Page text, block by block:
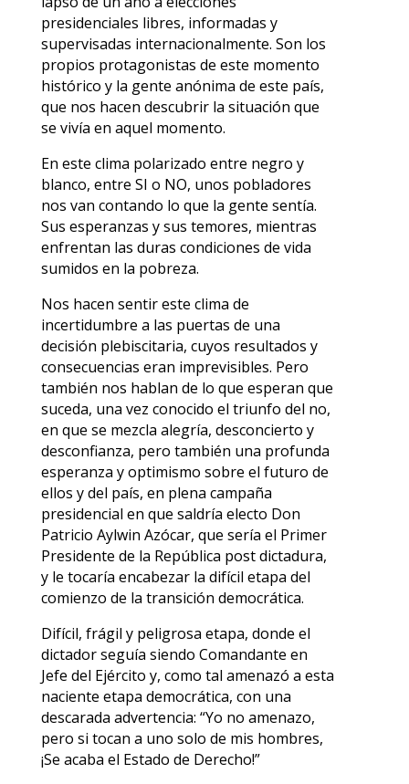
presidenciales libres, informadas y
supervisadas internacionalmente. Son los
propios protagonistas de este momento
histórico y la gente anónima de este país,
que nos hacen descubrir la situación que
se vivía en aquel momento.
En este clima polarizado entre negro y
blanco, entre SI o NO, unos pobladores
nos van contando lo que la gente sentía.
Sus esperanzas y sus temores, mientras
enfrentan las duras condiciones de vida
sumidos en la pobreza.
Nos hacen sentir este clima de
incertidumbre a las puertas de una
decisión plebiscitaria, cuyos resultados y
consecuencias eran imprevisibles. Pero
también nos hablan de lo que esperan que
suceda, una vez conocido el triunfo del no,
en que se mezcla alegría, desconcierto y
desconfianza, pero también una profunda
esperanza y optimismo sobre el futuro de
ellos y del país, en plena campaña
presidencial en que saldría electo Don
Patricio Aylwin Azócar, que sería el Primer
Presidente de la República post dictadura,
y le tocaría encabezar la difícil etapa del
comienzo de la transición democrática.
Difícil, frágil y peligrosa etapa, donde el
dictador seguía siendo Comandante en
Jefe del Ejército y, como tal amenazó a esta
naciente etapa democrática, con una
descarada advertencia: “Yo no amenazo,
pero si tocan a uno solo de mis hombres,
¡Se acaba el Estado de Derecho!”